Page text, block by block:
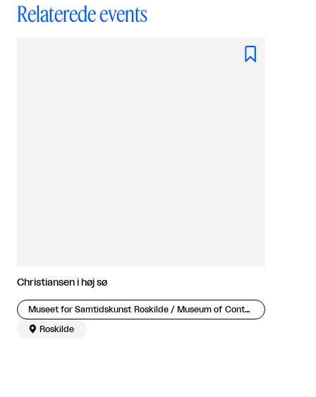
Relaterede events

Christiansen i høj sø
Museet for Samtidskunst Roskilde / Museum of Contemporary Art Roskilde
 Roskilde